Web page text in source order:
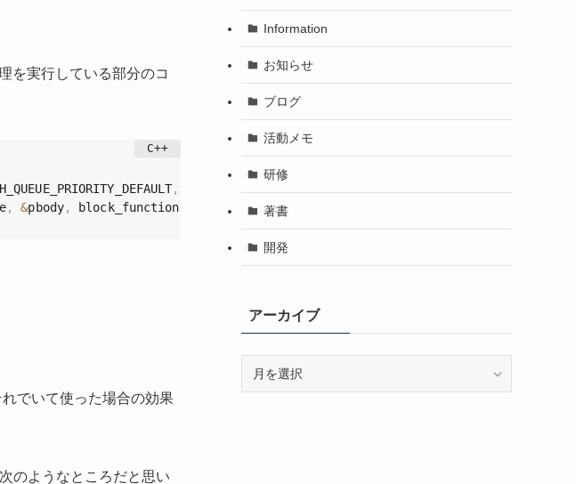
を実行している部分のコ
,
, &pbody, block_function
でいて使った場合の効果
のようなところだと思い
Information
お知らせ
ブログ
活動メモ
研修
著書
開発
アーカイブ